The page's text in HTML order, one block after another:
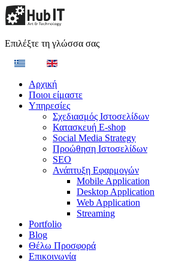
Επιλέξτε τη γλώσσα σας
Αρχική
Ποιοι είμαστε
Υπηρεσίες
Σχεδιασμός Ιστοσελίδων
Κατασκευή E-shop
Social Media Strategy
Προώθηση Ιστοσελίδων
SEO
Ανάπτυξη Εφαρμογών
Mobile Application
Desktop Application
Web Application
Streaming
Portfolio
Blog
Θέλω Προσφορά
Επικοινωνία